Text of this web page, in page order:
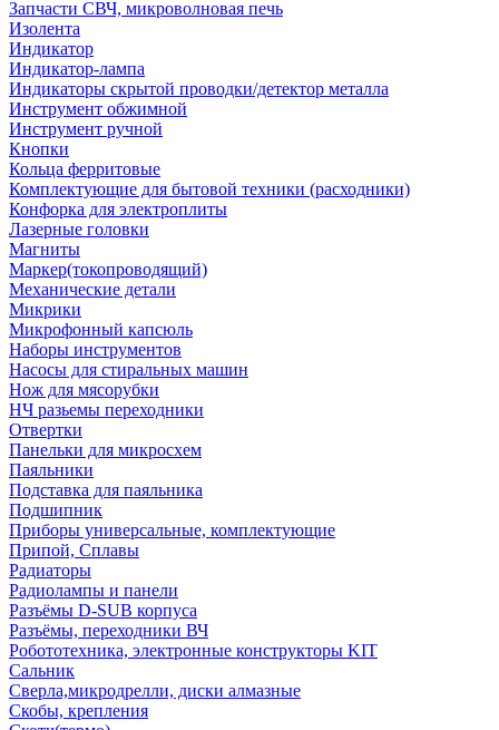
Запчасти СВЧ, микроволновая печь
Изолента
Индикатор
Индикатор-лампа
Индикаторы скрытой проводки/детектор металла
Инструмент обжимной
Инструмент ручной
Кнопки
Кольца ферритовые
Комплектующие для бытовой техники (расходники)
Конфорка для электроплиты
Лазерные головки
Магниты
Маркер(токопроводящий)
Механические детали
Микрики
Микрофонный капсюль
Наборы инструментов
Насосы для стиральных машин
Нож для мясорубки
НЧ разьемы переходники
Отвертки
Панельки для микросхем
Паяльники
Подставка для паяльника
Подшипник
Приборы универсальные, комплектующие
Припой, Сплавы
Радиаторы
Радиолампы и панели
Разъёмы D-SUB корпуса
Разъёмы, переходники ВЧ
Робототехника, электронные конструкторы KIT
Сальник
Сверла,микродрелли, диски алмазные
Скобы, крепления